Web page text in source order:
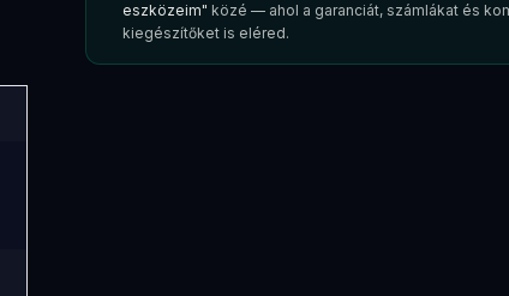
eszközeim" közé — ahol a garanciát, számlákat és
kiegészítőket is eléred.